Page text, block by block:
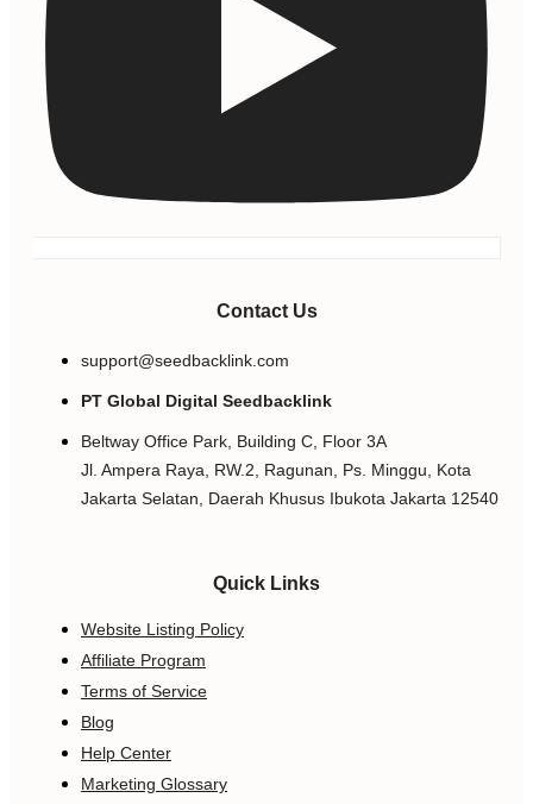
Contact Us
support@seedbacklink.com
PT Global Digital Seedbacklink
Beltway Office Park, Building C, Floor 3A
Jl. Ampera Raya, RW.2, Ragunan, Ps. Minggu, Kota
Jakarta Selatan, Daerah Khusus Ibukota Jakarta 12540
Quick Links
Website Listing Policy
Affiliate Program
Terms of Service
Blog
Help Center
Marketing Glossary